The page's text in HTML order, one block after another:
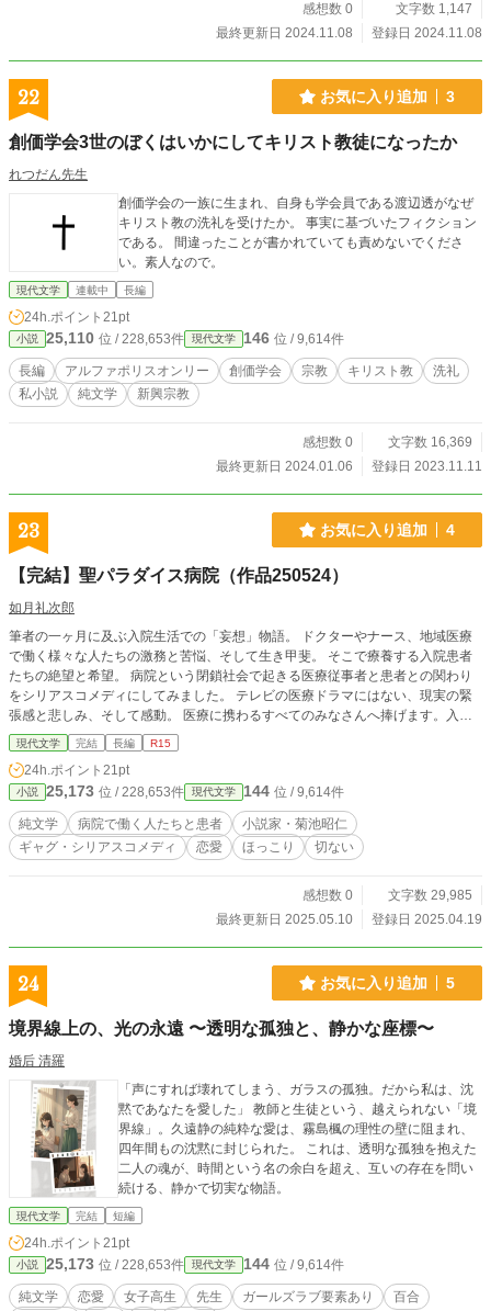
感想数 0
文字数 1,147
最終更新日 2024.11.08
登録日 2024.11.08
22 お気に入り追加 3
創価学会3世のぼくはいかにしてキリスト教徒になったか
れつだん先生
創価学会の一族に生まれ、自身も学会員である渡辺透がなぜ
キリスト教の洗礼を受けたか。 事実に基づいたフィクション
である。 間違ったことが書かれていても責めないでくださ
い。素人なので。
現代文学 連載中 長編
24h.ポイント 21pt
小説 25,110 位 / 228,653件 現代文学 146 位 / 9,614件
長編 アルファポリスオンリー 創価学会 宗教 キリスト教
洗礼
私小説
純文学 新興宗教
感想数 0
文字数 16,369
最終更新日 2024.01.06
登録日 2023.11.11
23 お気に入り追加 4
【完結】聖パラダイス病院（作品250524）
如月礼次郎
筆者の一ヶ月に及ぶ入院生活での「妄想」物語。 ドクターやナース、地域医療
で働く様々な人たちの激務と苦悩、そして生き甲斐。 そこで療養する入院患者
たちの絶望と希望。 病院という閉鎖社会で起きる医療従事者と患者との関わり
をシリアスコメディにしてみました。 テレビの医療ドラマにはない、現実の緊
張感と悲しみ、そして感動。 医療に携わるすべてのみなさんへ捧げます。入院
中は大変お世話になりました。
現代文学 完結 長編 R15
24h.ポイント 21pt
小説 25,173 位 / 228,653件 現代文学 144 位 / 9,614件
純文学 病院で働く人たちと患者
小説家・菊池昭仁
ギャグ・シリアスコメディ
恋愛 ほっこり 切ない
感想数 0
文字数 29,985
最終更新日 2025.05.10
登録日 2025.04.19
24 お気に入り追加 5
境界線上の、光の永遠 〜透明な孤独と、静かな座標〜
婚后 清羅
「声にすれば壊れてしまう、ガラスの孤独。だから私は、沈
黙であなたを愛した」 教師と生徒という、越えられない「境
界線」。久遠静の純粋な愛は、霧島楓の理性の壁に阻まれ、
四年間もの沈黙に封じられた。 これは、透明な孤独を抱えた
二人の魂が、時間という名の余白を超え、互いの存在を問い
続ける、静かで切実な物語。
現代文学 完結 短編
24h.ポイント 21pt
小説 25,173 位 / 228,653件 現代文学 144 位 / 9,614件
純文学 恋愛 女子高生 先生 ガールズラブ要素あり 百合